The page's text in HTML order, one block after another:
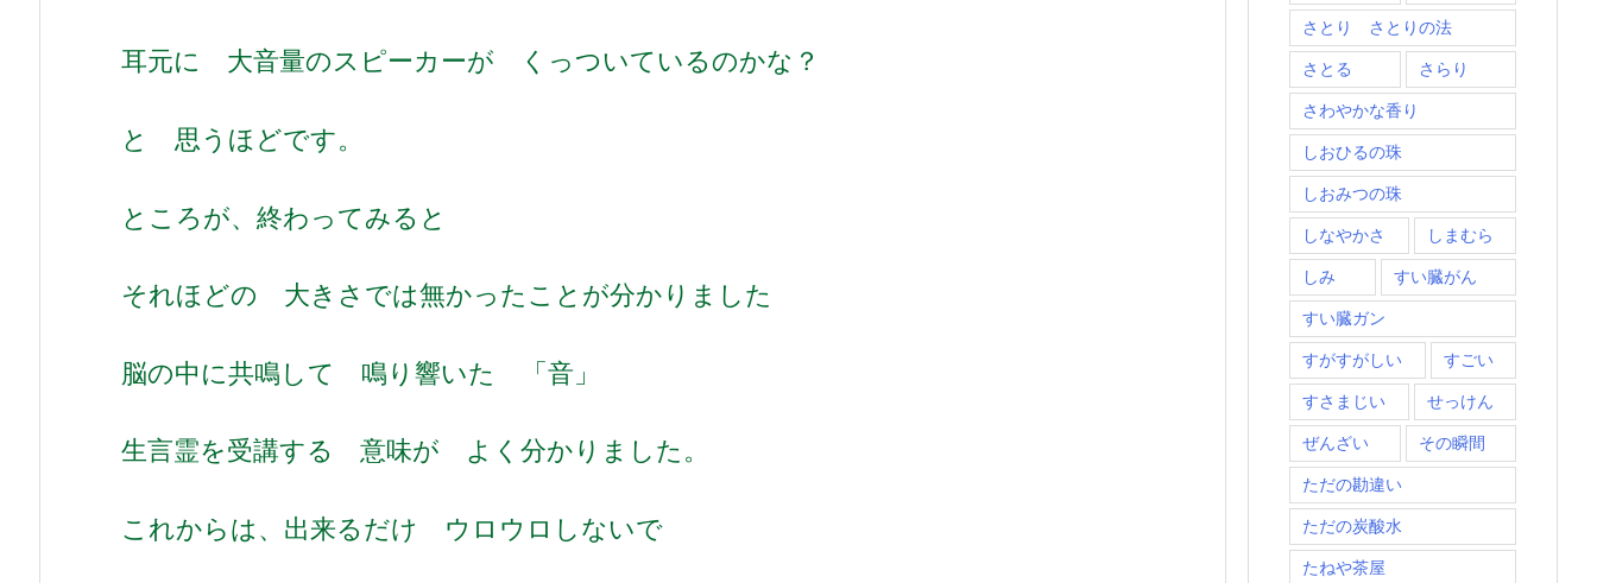
耳元に 大音量のスピーカーが くっついているのかな？
と 思うほどです。
ところが、終わってみると
それほどの 大きさでは無かったことが分かりました
脳の中に共鳴して 鳴り響いた 「音」
生言霊を受講する 意味が よく分かりました。
これからは、出来るだけ ウロウロしないで
さとり さとりの法
さとる さらり
さわやかな香り
しおひるの珠
しおみつの珠
しなやかさ しまむら
しみ すい臓がん
すい臓ガン
すがすがしい すごい
すさまじい せっけん
ぜんざい その瞬間
ただの勘違い
ただの炭酸水
たねや茶屋